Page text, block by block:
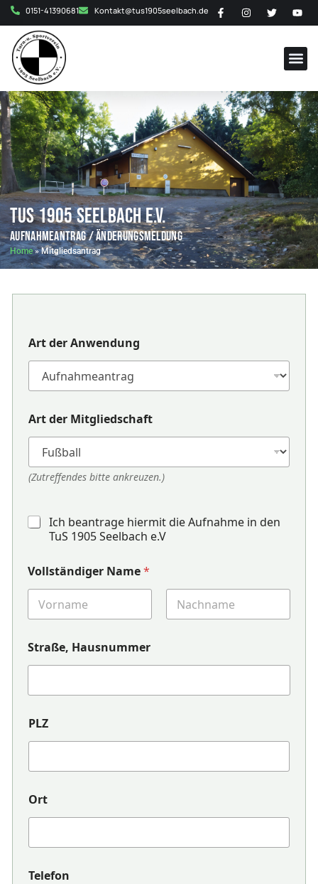
0151-41390681 Kontakt@tus1905seelbach.de
TuS 1905 Seelbach e.V.
Aufnahmeantrag / Änderungsmeldung
Home»Mitgliedsantrag
Art der Anwendung
Art der Mitgliedschaft
(Zutreffendes bitte ankreuzen.)
Ich beantrage hiermit die Aufnahme in den
TuS 1905 Seelbach e.V
Vollständiger Name*
e
r
G
b
ü
h
e
Straße, Hausnummer
PLZ
Ort
Telefon